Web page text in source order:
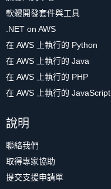
軟體開發套件與工具
.NET on AWS
在 AWS 上執行的 Python
在 AWS 上執行的 Java
在 AWS 上執行的 PHP
在 AWS 上執行的 JavaScript
說明
聯絡我們
取得專家協助
提交支援申請單